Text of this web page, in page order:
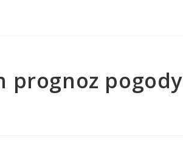
prognoz pogody